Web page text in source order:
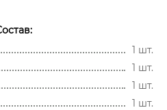
1 шт.
1 шт.
1 шт.
1 шт.